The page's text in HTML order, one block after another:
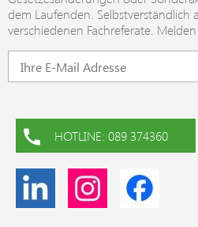
dem Laufenden. Selbstverständlich
verschiedenen Fachreferate.
HOTLINE: 089 374360